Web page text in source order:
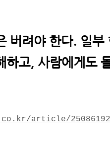
버려야 한다. 일부
하고, 사람에게도
article/